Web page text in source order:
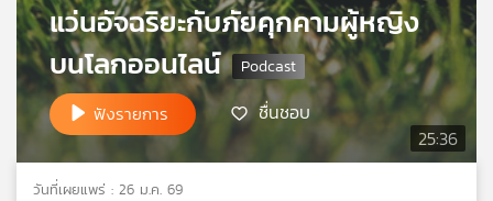
เครือ
ข่าย
วิทยุ
ไทย
พี
บี
เอส
25:36
แว่นอัจฉริยะกับภัยคุกคามผู้หญิง
บนโลกออนไลน์
ฟังรายการ ชื่นชอบ
วันที่เผยแพร่ : 26 ม.ค. 69